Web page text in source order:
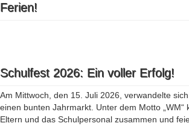
Ferien!
Schulfest 2026: Ein voller Erfolg!
Am Mittwoch, den 15. Juli 2026, verwandelte
einen bunten Jahrmarkt. Unter dem Motto „WM“
Eltern und das Schulpersonal zusammen und